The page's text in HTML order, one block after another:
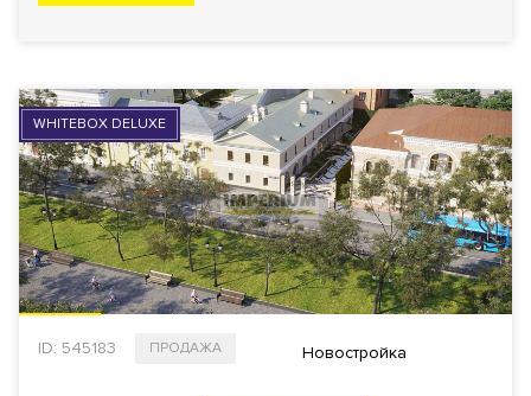
WHITEBOX DELUXE
ID: 545183 ПРОДАЖА Новостройка